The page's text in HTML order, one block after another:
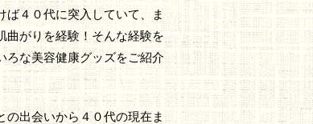
ば４０代に突入していて、ま
曲がりを経験！そんな経験を
ろな美容健康グッズをご紹介
の出会いから４０代の現在ま